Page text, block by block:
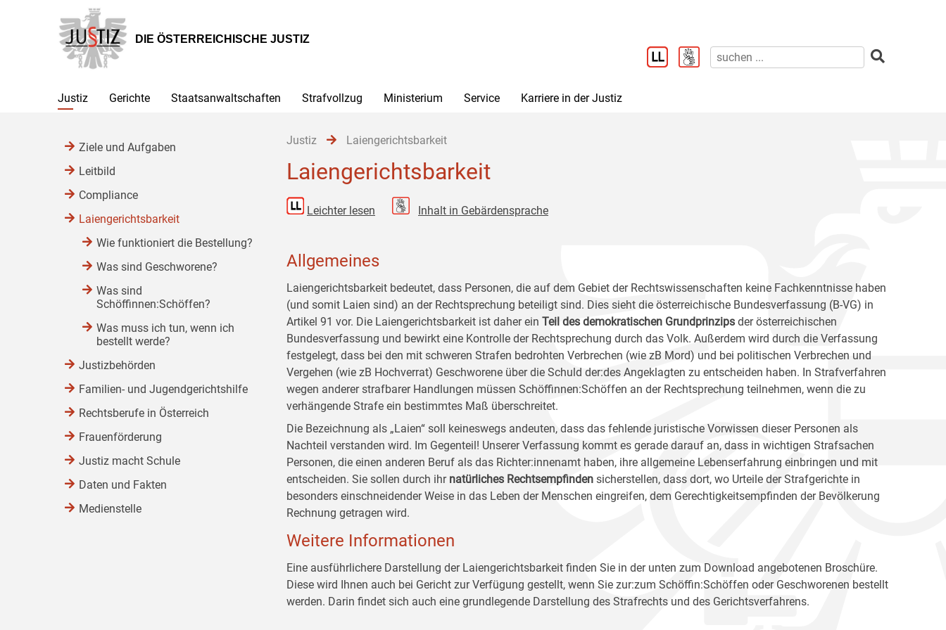
Hauptnavigation
[1]
Inhalt
[2]
Untermenü
[3]
DIE ÖSTERREICHISCHE JUSTIZ
Justiz Gerichte Staatsanwaltschaften Strafvollzug Ministerium Service Karriere in der Justiz
Justiz Laiengerichtsbarkeit
Laiengerichtsbarkeit
Leichter lesen Inhalt in Gebärdensprache
Allgemeines
Laiengerichtsbarkeit bedeutet, dass Personen, die auf dem Gebiet der Rechtswissenschaften keine Fachkenntnisse haben
(und somit Laien sind) an der Rechtsprechung beteiligt sind. Dies sieht die österreichische Bundesverfassung (B-VG) in
Artikel 91 vor. Die Laiengerichtsbarkeit ist daher ein Teil des demokratischen Grundprinzips der österreichischen
Bundesverfassung und bewirkt eine Kontrolle der Rechtsprechung durch das Volk. Außerdem wird durch die Verfassung
festgelegt, dass bei den mit schweren Strafen bedrohten Verbrechen (wie zB Mord) und bei politischen Verbrechen und
Vergehen (wie zB Hochverrat) Geschworene über die Schuld der:des Angeklagten zu entscheiden haben. In Strafverfahren
wegen anderer strafbarer Handlungen müssen Schöffinnen:Schöffen an der Rechtsprechung teilnehmen, wenn die zu
verhängende Strafe ein bestimmtes Maß überschreitet.
Die Bezeichnung als „Laien“ soll keineswegs andeuten, dass das fehlende juristische Vorwissen dieser Personen als
Nachteil verstanden wird. Im Gegenteil! Unserer Verfassung kommt es gerade darauf an, dass in wichtigen Strafsachen
Personen, die einen anderen Beruf als das Richter:innenamt haben, ihre allgemeine Lebenserfahrung einbringen und mit
entscheiden. Sie sollen durch ihr natürliches Rechtsempfinden sicherstellen, dass dort, wo Urteile der Strafgerichte in
besonders einschneidender Weise in das Leben der Menschen eingreifen, dem Gerechtigkeitsempfinden der Bevölkerung
Rechnung getragen wird.
Weitere Informationen
Eine ausführlichere Darstellung der Laiengerichtsbarkeit finden Sie in der unten zum Download angebotenen Broschüre.
Diese wird Ihnen auch bei Gericht zur Verfügung gestellt, wenn Sie zur:zum Schöffin:Schöffen oder Geschworenen bestellt
werden. Darin findet sich auch eine grundlegende Darstellung des Strafrechts und des Gerichtsverfahrens.
Ziele und Aufgaben
Leitbild
Compliance
Laiengerichtsbarkeit
Wie funktioniert die Bestellung?
Was sind Geschworene?
Was sind
Schöffinnen:Schöffen?
Was muss ich tun, wenn ich
bestellt werde?
Justizbehörden
Familien- und Jugendgerichtshilfe
Rechtsberufe in Österreich
Frauenförderung
Justiz macht Schule
Daten und Fakten
Medienstelle